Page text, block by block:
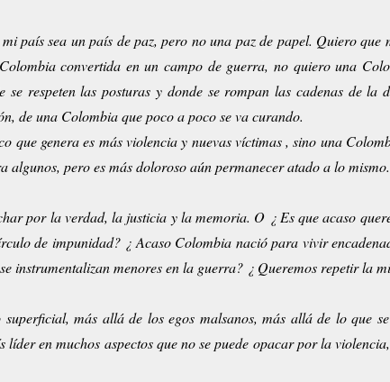
país sea un país de paz, pero no una paz de papel. Quiero que
convertida en un campo de guerra, no quiero una
respeten las posturas y donde se rompan las cadenas de la
de una Colombia que poco a poco se va curando.
genera es más violencia y nuevas víctimas , sino una
pero es más doloroso aún permanecer atado a lo mismo.
por la verdad, la justicia y la memoria. O ¿ Es que acaso
de impunidad? ¿ Acaso Colombia nació para vivir
instrumentalizan menores en la guerra? ¿ Queremos repetir la
más allá de los egos malsanos, más allá de lo que
en muchos aspectos que no se puede opacar por la